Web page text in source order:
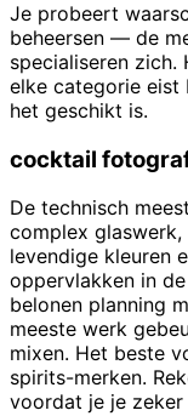
Je probeert
beheersen — de
specialiseren
elke categorie eist
het geschikt is.
cocktail
De technisch
complex glaswerk,
levendige kleuren
oppervlakken in
belonen planning
meeste werk
mixen. Het beste
spirits-merken.
voordat je je zeker